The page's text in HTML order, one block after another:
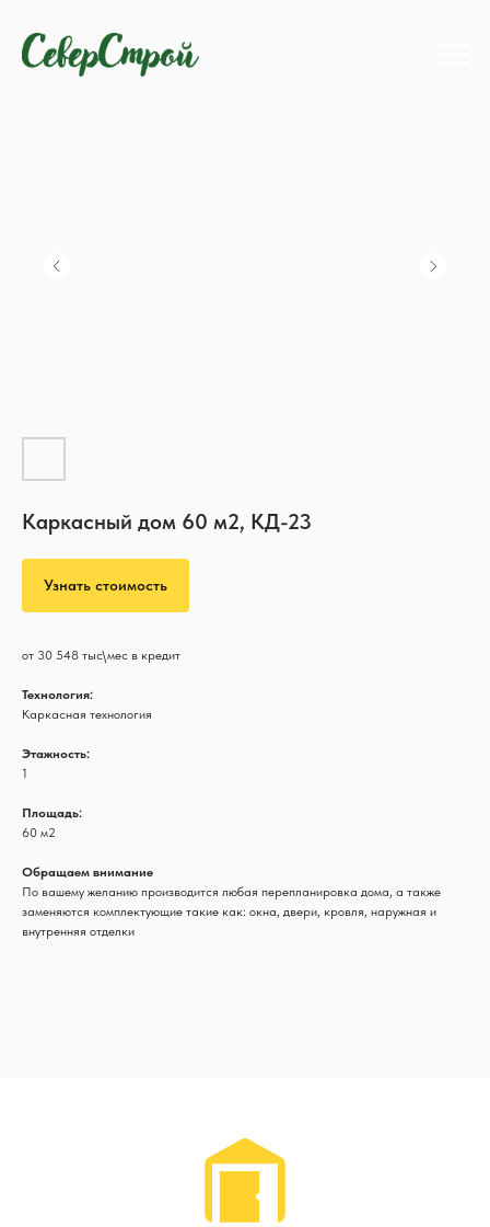
Каркасный дом 60 м2, КД-23
Узнать стоимость
от 30 548 тыс\мес в кредит
Технология:
Каркасная технология
Этажность:
1
Площадь:
60 м2
Обращаем внимание
По вашему желанию производится любая перепланировка дома, а также
заменяются комплектующие такие как: окна, двери, кровля, наружная и
внутренняя отделки